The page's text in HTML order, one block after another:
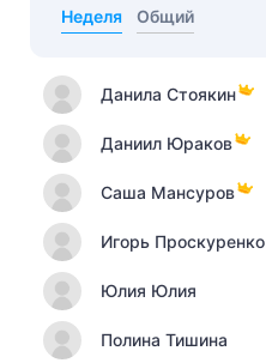
Неделя Общий
Данила Стоякин
Даниил Юраков
Саша Мансуров
Игорь Проскуренко
Юлия Юлия
Полина Тишина